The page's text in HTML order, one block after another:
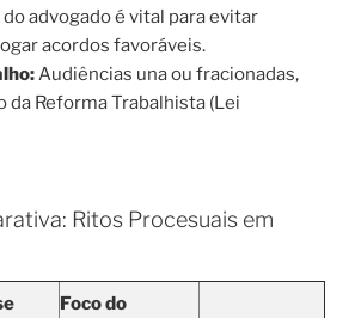
advogado é vital para evitar
acordos favoráveis.
Audiências una ou fracionadas,
da Reforma Trabalhista (Lei
Ritos Procesuais em
Foco do